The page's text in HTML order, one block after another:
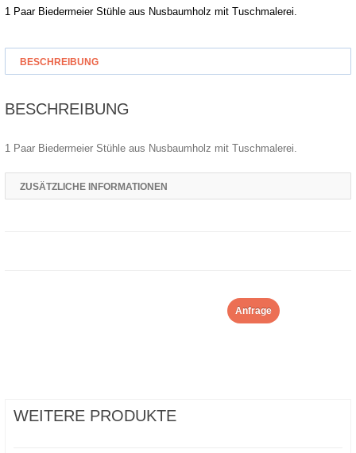
1 Paar Biedermeier Stühle aus Nusbaumholz mit Tuschmalerei.
BESCHREIBUNG
BESCHREIBUNG
1 Paar Biedermeier Stühle aus Nusbaumholz mit Tuschmalerei.
ZUSÄTZLICHE INFORMATIONEN
Anfrage
WEITERE PRODUKTE